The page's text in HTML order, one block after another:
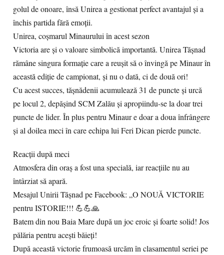
golul de onoare, însă Unirea a gestionat perfect avantajul și a
închis partida fără emoții.
Unirea, coșmarul Minaurului în acest sezon
Victoria are și o valoare simbolică importantă. Unirea Tășnad
rămâne singura formație care a reușit să o învingă pe Minaur în
această ediție de campionat, și nu o dată, ci de două ori!
Cu acest succes, tășnădenii acumulează 31 de puncte și urcă
pe locul 2, depășind SCM Zalău și apropiindu-se la doar trei
puncte de lider. În plus pentru Minaur e doar a doua înfrângere
și al doilea meci în care echipa lui Feri Dican pierde puncte.
Reacții după meci
Atmosfera din oraș a fost una specială, iar reacțiile nu au
întârziat să apară.
Mesajul Unirii Tășnad pe Facebook: „O NOUĂ VICTORIE
pentru ISTORIE!!! 💪💪🙏
Batem din nou Baia Mare după un joc eroic și foarte solid! Jos
pălăria pentru acești băieți!
După această victorie frumoasă urcăm în clasamentul seriei pe